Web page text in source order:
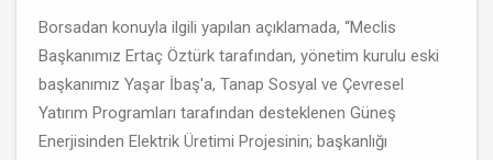
Borsadan konuyla ilgili yapılan açıklamada, “Meclis
Başkanımız Ertaç Öztürk tarafından, yönetim kurulu eski
başkanımız Yaşar İbaş'a, Tanap Sosyal ve Çevresel
Yatırım Programları tarafından desteklenen Güneş
Enerjisinden Elektrik Üretimi Projesinin; başkanlığı